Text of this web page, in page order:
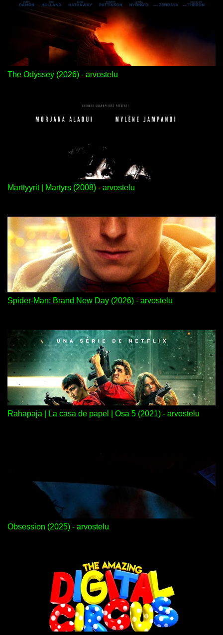
The Odyssey (2026) - arvostelu
Marttyyrit | Martyrs (2008) - arvostelu
Spider-Man: Brand New Day (2026) - arvostelu
Rahapaja | La casa de papel | Osa 5 (2021) - arvostelu
Obsession (2025) - arvostelu